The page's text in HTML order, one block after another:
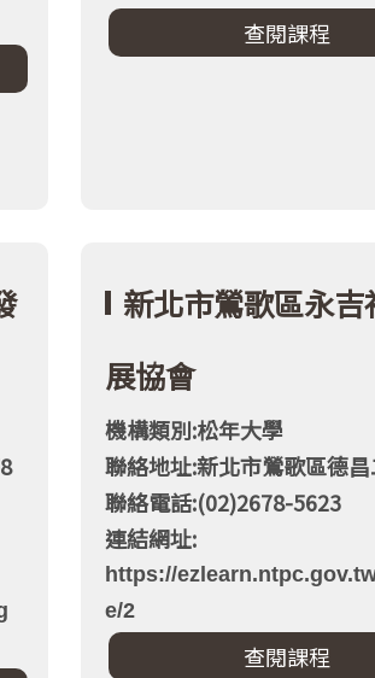
新北市鶯歌區永吉
展協會
機構類別:松年大學
聯絡地址:新北市鶯歌區德
聯絡電話:(02)2678-5623
連結網址:
https://
e/2